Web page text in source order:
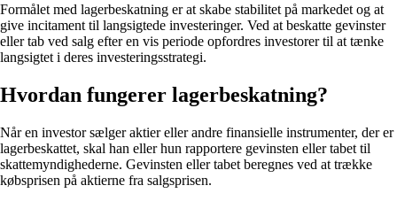
Formålet med lagerbeskatning er at skabe stabilitet på markedet og at
give incitament til langsigtede investeringer. Ved at beskatte gevinster
eller tab ved salg efter en vis periode opfordres investorer til at tænke
langsigtet i deres investeringsstrategi.
Hvordan fungerer lagerbeskatning?
Når en investor sælger aktier eller andre finansielle instrumenter, der er
lagerbeskattet, skal han eller hun rapportere gevinsten eller tabet til
skattemyndighederne. Gevinsten eller tabet beregnes ved at trække
købsprisen på aktierne fra salgsprisen.